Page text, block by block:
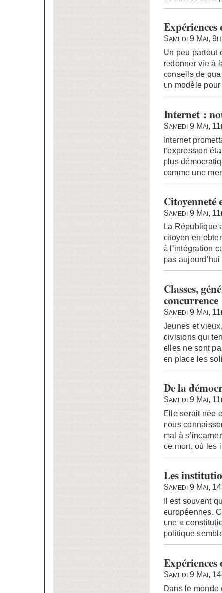
Expériences
Samedi 9 Mai,
Un peu partout
redonner vie à
conseils de
un modèle
Internet :
Samedi 9 Mai,
Internet
l’expression
plus
comme une
Citoyenneté
Samedi 9 Mai,
La République
citoyen en
à l’intégration
pas
Classes,
concurrence
Samedi 9 Mai,
Jeunes et
divisions qui
elles ne sont
en place les
De la
Samedi 9 Mai,
Elle serait née
nous
mal à
de mort, où les
Les
Samedi 9 Mai,
Il est souvent
européennes.
une «
politique
Expériences
Samedi 9 Mai,
Dans le monde